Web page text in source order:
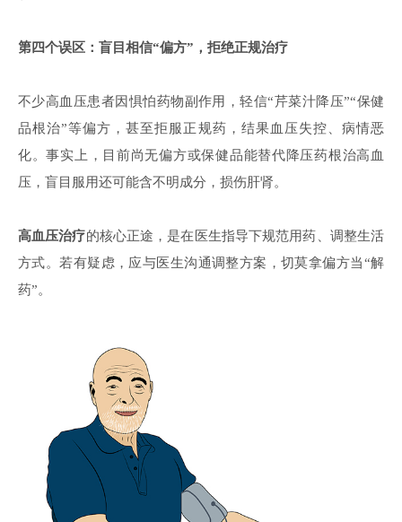
第四个误区：盲目相信“偏方”，拒绝正规治疗
不少高血压患者因惧怕药物副作用，轻信“芹菜汁降压”“保健
品根治”等偏方，甚至拒服正规药，结果血压失控、病情恶
化。事实上，目前尚无偏方或保健品能替代降压药根治高血
压，盲目服用还可能含不明成分，损伤肝肾。
高血压治疗的核心正途，是在医生指导下规范用药、调整生活
方式。若有疑虑，应与医生沟通调整方案，切莫拿偏方当“解
药”。